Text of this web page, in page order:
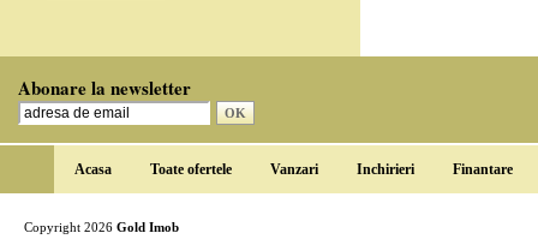
Abonare la newsletter
Acasa Toate ofertele Vanzari Inchirieri Finantare
Copyright 2026 Gold Imob